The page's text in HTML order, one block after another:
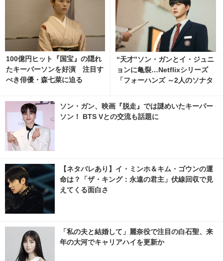
100億円ヒット『国宝』の隠れ
たキーパーソンを好演 注目す
べき俳優・森七菜に迫る
“天才”ソン・ガンとイ・ジュニ
ョンに亀裂…Netflixシリーズ
「フォーハンズ ～2人のソナタ
ソン・ガン、映画『脱走』では謎めいたキーパー
ソン！ BTS Vとの交流も話題に
【ネタバレあり】イ・ミンホ＆キム・ゴウンの運
命は？「ザ・キング：永遠の君主」伏線回収で見
えてくる面白さ
「私の夫と結婚して」麗奈役で注目の白石聖、来
年の大河でキャリアハイを更新か